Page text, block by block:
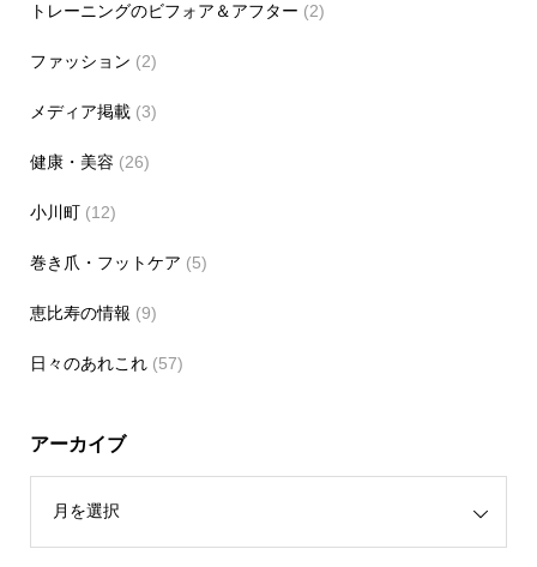
トレーニングのビフォア＆アフター (2)
ファッション (2)
メディア掲載(3)
健康・美容 (26)
小川町(12)
巻き爪・フットケア (5)
恵比寿の情報 (9)
日々のあれこれ(57)
アーカイブ